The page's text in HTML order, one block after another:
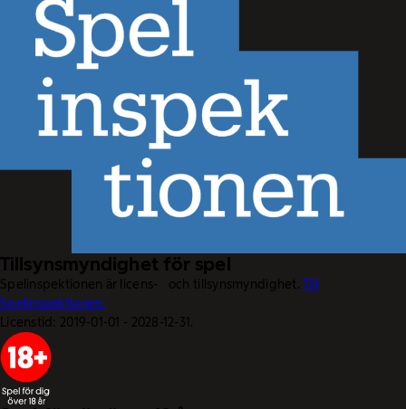
Tillsynsmyndighet för spel
Spelinspektionen är licens- och tillsynsmyndighet.Till
Spelinspektionen.
Licenstid: 2019-01-01 - 2028-12-31.